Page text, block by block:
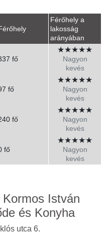
Férőhely a
lakosság
arányában
fő
★
★
★
★
★
Nagyon
kevés
fő
★
★
★
★
★
Nagyon
kevés
fő
★
★
★
★
★
Nagyon
kevés
fő
★
★
★
★
★
Nagyon
kevés
István
és Konyha
utca 6.